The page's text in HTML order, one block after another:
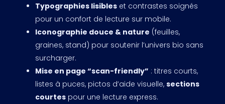
Typographies lisibles et contrastes soignés
pour un confort de lecture sur mobile.
Iconographie douce & nature (feuilles,
graines, stand) pour soutenir l’univers bio sans
surcharger.
Mise en page “scan-friendly” : titres courts,
listes à puces, pictos d’aide visuelle,sections
courtes pour une lecture express.